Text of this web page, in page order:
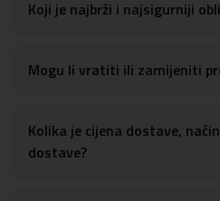
glasnoće, tipki za uključivanje/
otisaka prstiju, prašine ili drugih
Koji je najbrži i najsigurniji
Mogu li vratiti ili zamijeniti
Kolika je cijena dostave,
dostave?